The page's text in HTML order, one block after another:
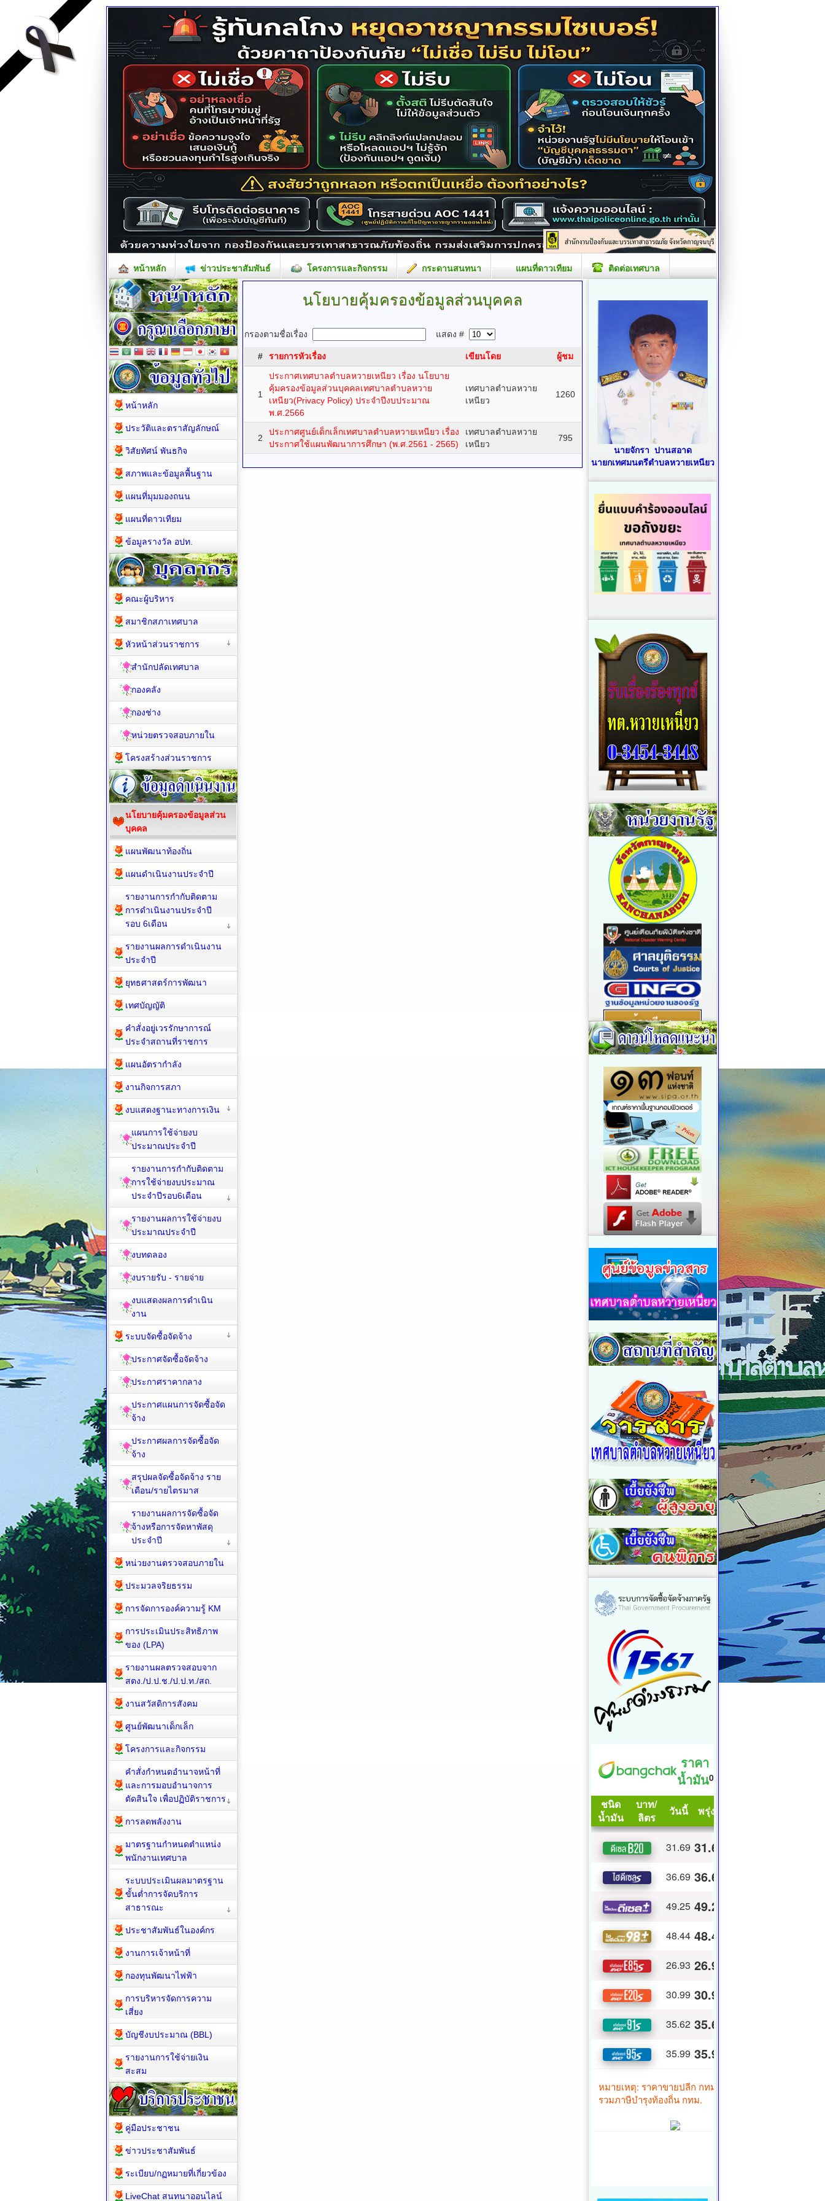
หน้าหลัก ข่าวประชาสัมพันธ์ โครงการและกิจกรรม กระดานสนทนา แผนที่ดาวเทียม ติดต่อเทศบาล
นโยบายคุ้มครองข้อมูลส่วนบุคคล
กรองตามชื่อเรื่อง แสดง #
# รายการหัวเรื่อง เขียนโดย ผู้ชม
1
ประกาศเทศบาลตำบลหวายเหนียว เรื่อง นโยบาย
คุ้มครองข้อมูลส่วนบุคคลเทศบาลตำบลหวาย
เหนียว(Privacy Policy) ประจำปีงบประมาณ
พ.ศ.2566
เทศบาลตำบลหวาย
เหนียว
1260
2
ประกาศศูนย์เด็กเล็กเทศบาลตำบลหวายเหนียว เรื่อง
ประกาศใช้แผนพัฒนาการศึกษา (พ.ศ.2561 - 2565)
เทศบาลตำบลหวาย
เหนียว
795
หน้าหลัก
ประวัติและตราสัญลักษณ์
วิสัยทัศน์ พันธกิจ
สภาพและข้อมูลพื้นฐาน
แผนที่มุมมองถนน
แผนที่ดาวเทียม
ข้อมูลรางวัล อปท.
คณะผู้บริหาร
สมาชิกสภาเทศบาล
หัวหน้าส่วนราชการ
สำนักปลัดเทศบาล
กองคลัง
กองช่าง
หน่วยตรวจสอบภายใน
โครงสร้างส่วนราชการ
นโยบายคุ้มครองข้อมูลส่วน
บุคคล
แผนพัฒนาท้องถิ่น
แผนดำเนินงานประจำปี
รายงานการกำกับติดตาม
การดำเนินงานประจำปี
รอบ 6เดือน
รายงานผลการดำเนินงาน
ประจำปี
ยุทธศาสตร์การพัฒนา
เทศบัญญัติ
คำสั่งอยู่เวรรักษาการณ์
ประจำสถานที่ราชการ
แผนอัตรากำลัง
งานกิจการสภา
งบแสดงฐานะทางการเงิน
แผนการใช้จ่ายงบ
ประมาณประจำปี
รายงานการกำกับติดตาม
การใช้จ่ายงบประมาณ
ประจำปีรอบ6เดือน
รายงานผลการใช้จ่ายงบ
ประมาณประจำปี
งบทดลอง
งบรายรับ - รายจ่าย
งบแสดงผลการดำเนิน
งาน
ระบบจัดซื้อจัดจ้าง
ประกาศจัดซื้อจัดจ้าง
ประกาศราคากลาง
ประกาศแผนการจัดซื้อจัด
จ้าง
ประกาศผลการจัดซื้อจัด
จ้าง
สรุปผลจัดซื้อจัดจ้าง ราย
เดือน/รายไตรมาส
รายงานผลการจัดซื้อจัด
จ้างหรือการจัดหาพัสดุ
ประจำปี
หน่วยงานตรวจสอบภายใน
ประมวลจริยธรรม
การจัดการองค์ความรู้ KM
การประเมินประสิทธิภาพ
ของ (LPA)
รายงานผลตรวจสอบจาก
สตง./ป.ป.ช./ป.ป.ท./สถ.
งานสวัสดิการสังคม
ศูนย์พัฒนาเด็กเล็ก
โครงการและกิจกรรม
คำสั่งกำหนดอำนาจหน้าที่
และการมอบอำนาจการ
ตัดสินใจ เพื่อปฏิบัติราชการ
การลดพลังงาน
มาตรฐานกำหนดตำแหน่ง
พนักงานเทศบาล
ระบบประเมินผลมาตรฐาน
ขั้นต่ำการจัดบริการ
สาธารณะ
ประชาสัมพันธ์ในองค์กร
งานการเจ้าหน้าที่
กองทุนพัฒนาไฟฟ้า
การบริหารจัดการความ
เสี่ยง
บัญชีงบประมาณ (BBL)
รายงานการใช้จ่ายเงิน
สะสม
คู่มือประชาชน
ข่าวประชาสัมพันธ์
ระเบียบ/กฏหมายที่เกี่ยวข้อง
LiveChat สนทนาออนไลน์
นายจักรา ปานสอาด
นายกเทศมนตรีตำบลหวายเหนียว